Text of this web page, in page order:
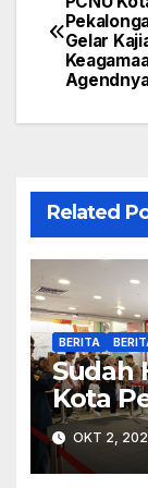
pos
Gelar
Related
BERITA
Sudah
Kota
OKT 2,